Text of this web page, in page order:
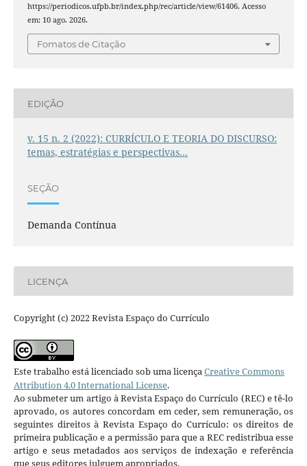
https://periodicos.ufpb.br/index.php/rec/article/view/61406. Acesso
em: 10 ago. 2026.
Fomatos de Citação
EDIÇÃO
v. 15 n. 2 (2022): CURRÍCULO E TEORIA DO DISCURSO:
temas, estratégias e perspectivas...
SEÇÃO
Demanda Contínua
LICENÇA
Copyright (c) 2022 Revista Espaço do Currículo
Este trabalho está licenciado sob uma licençaCreative Commons
Attribution 4.0 International License.
Ao submeter um artigo à Revista Espaço do Currículo (REC) e tê-lo
aprovado, os autores concordam em ceder, sem remuneração, os
seguintes direitos à Revista Espaço do Currículo: os direitos de
primeira publicação e a permissão para que a REC redistribua esse
artigo e seus metadados aos serviços de indexação e referência
que seus editores julguem apropriados.